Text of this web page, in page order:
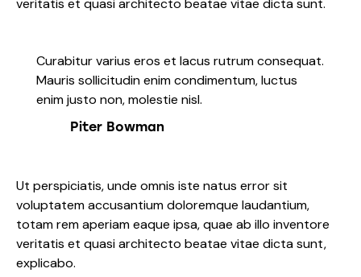
veritatis et quasi architecto beatae vitae dicta sunt.
Curabitur varius eros et lacus rutrum consequat.
Mauris sollicitudin enim condimentum, luctus
enim justo non, molestie nisl.
Piter Bowman
Ut perspiciatis, unde omnis iste natus error sit
voluptatem accusantium doloremque laudantium,
totam rem aperiam eaque ipsa, quae ab illo inventore
veritatis et quasi architecto beatae vitae dicta sunt,
explicabo.